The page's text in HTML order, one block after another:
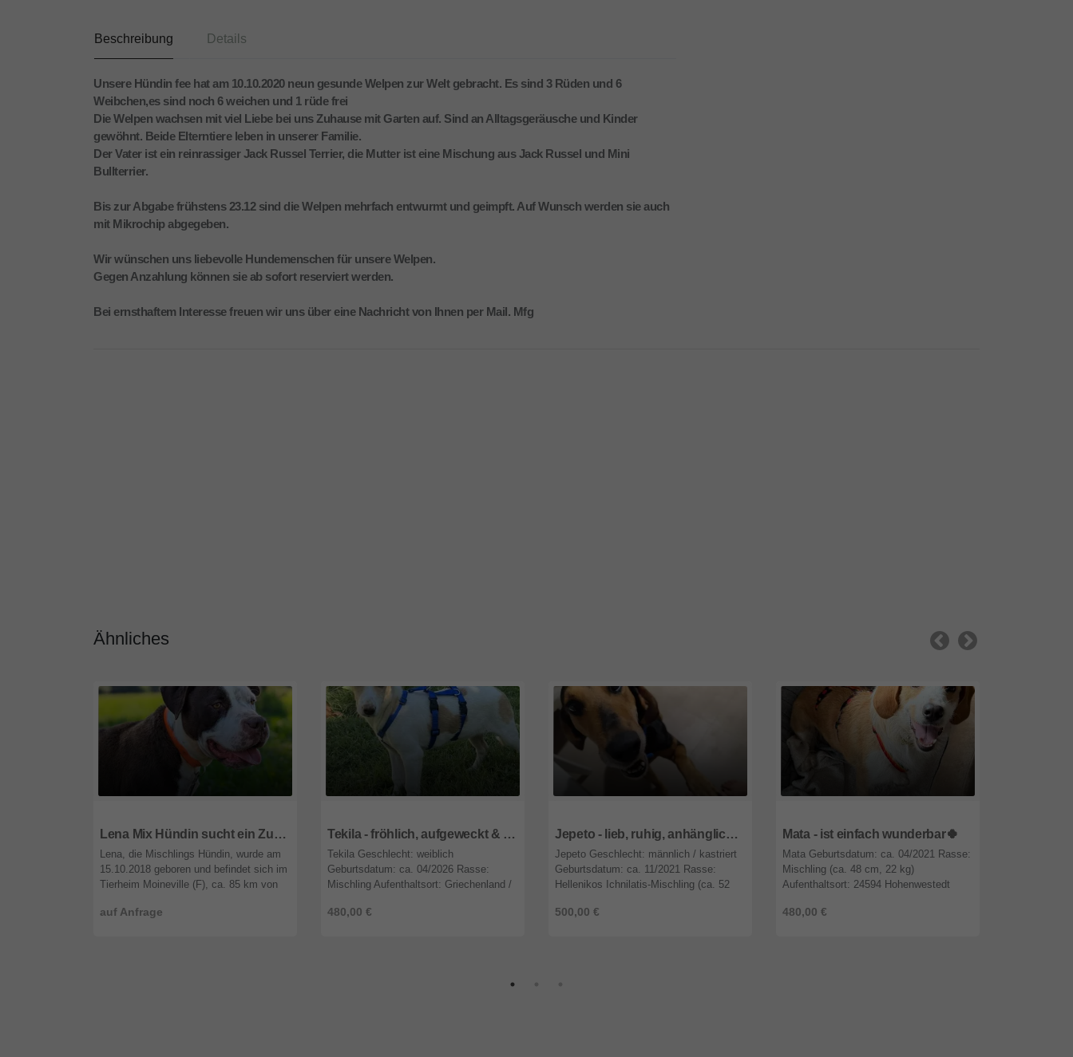
Beschreibung Details
Unsere Hündin fee hat am 10.10.2020 neun gesunde Welpen zur Welt gebracht. Es sind 3 Rüden und 6
Weibchen,es sind noch 6 weichen und 1 rüde frei
Die Welpen wachsen mit viel Liebe bei uns Zuhause mit Garten auf. Sind an Alltagsgeräusche und Kinder
gewöhnt. Beide Elterntiere leben in unserer Familie.
Der Vater ist ein reinrassiger Jack Russel Terrier, die Mutter ist eine Mischung aus Jack Russel und Mini
Bullterrier.
Bis zur Abgabe frühstens 23.12 sind die Welpen mehrfach entwurmt und geimpft. Auf Wunsch werden sie auch
mit Mikrochip abgegeben.
Wir wünschen uns liebevolle Hundemenschen für unsere Welpen.
Gegen Anzahlung können sie ab sofort reserviert werden.
Bei ernsthaftem Interesse freuen wir uns über eine Nachricht von Ihnen per Mail. Mfg
Ähnliches
Lena Mix Hündin sucht ein Zuhause
auf Anfrage
Lena, die Mischlings Hündin, wurde am
15.10.2018 geboren und befindet sich im
Tierheim Moineville (F), ca. 85 km von
Fotos von Lena zu machen, de ...
Tekila - fröhlich, aufgeweckt & spielfreudig 🎈
480,00 €
Tekila Geschlecht: weiblich
Geburtsdatum: ca. 04/2026 Rasse:
Mischling Aufenthaltsort: Griechenland /
unserer Tierschützerin Xrysa auf der ...
Jepeto - lieb, ruhig, anhänglich ☺️
500,00 €
Jepeto Geschlecht: männlich / kastriert
Geburtsdatum: ca. 11/2021 Rasse:
Hellenikos Ichnilatis-Mischling (ca. 52
Karditsa Vorgeschichte Jepeto wu ...
Mata - ist einfach wunderbar🍀
480,00 €
Mata Geburtsdatum: ca. 04/2021 Rasse:
Mischling (ca. 48 cm, 22 kg)
Aufenthaltsort: 24594 Hohenwestedt
Griechenland / Karditsa Vorgeschichte